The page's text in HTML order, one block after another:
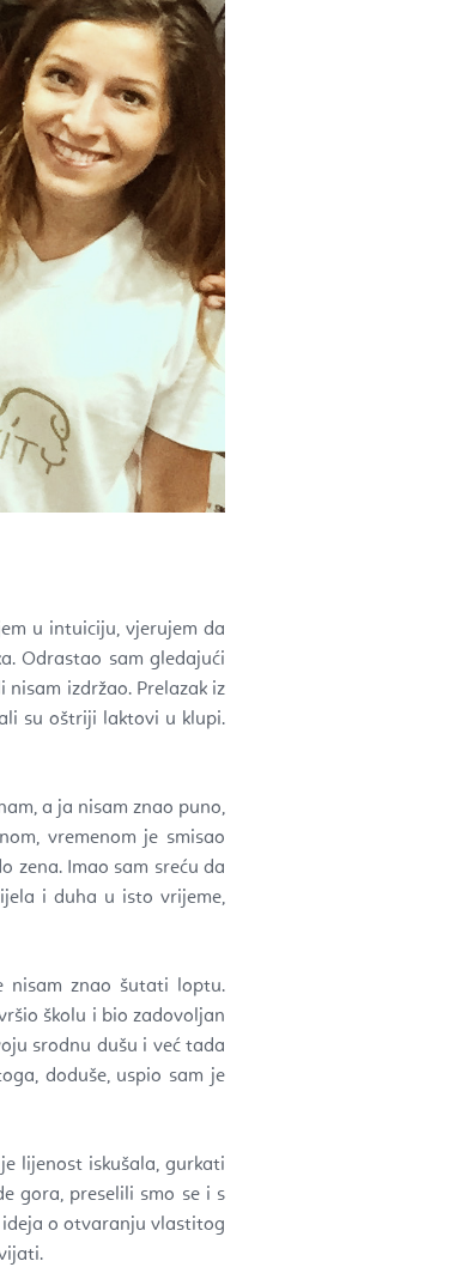
u intuiciju, vjerujem da
Odrastao sam gledajući
izdržao. Prelazak iz
su oštriji laktovi u klupi.
a ja nisam znao puno,
vremenom je smisao
zena. Imao sam sreću da
i duha u isto vrijeme,
nisam znao šutati loptu.
školu i bio zadovoljan
srodnu dušu i već tada
doduše, uspio sam je
lijenost iskušala, gurkati
gora, preselili smo se i s
ideja o otvaranju vlastitog